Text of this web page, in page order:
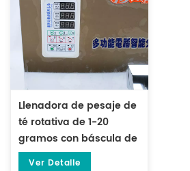
Llenadora de pesaje de
té rotativa de 1-20
gramos con báscula de
gránulos DL-FZ-20
Ver Detalle